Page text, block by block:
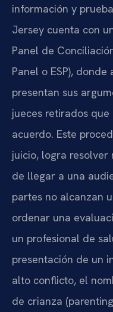
información y
Jersey cuenta con
Panel de
Panel o ESP),
presentan sus
jueces retirados
acuerdo. Este
juicio, logra resolver
de llegar a una
partes no alcanzan
ordenar una
un profesional de
presentación de un
alto conflicto, el
de crianza